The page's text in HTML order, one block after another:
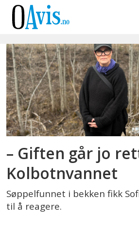
Emne:
sofia
brune
– Giften går jo
Kolbotnvannet
Søppelfunnet i bekken fikk
til å reagere.